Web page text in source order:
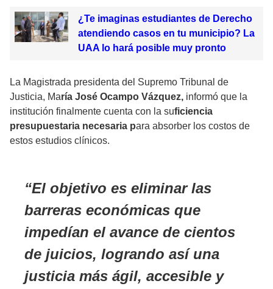
¿Te imaginas estudiantes de Derecho
atendiendo casos en tu municipio? La
UAA lo hará posible muy pronto
La Magistrada presidenta del Supremo Tribunal de
Justicia, María José Ocampo Vázquez, informó que la
institución finalmente cuenta con la suficiencia
presupuestaria necesaria para absorber los costos de
estos estudios clínicos.
El objetivo es eliminar las
barreras económicas que
impedían el avance de cientos
de juicios, logrando así una
justicia más ágil, accesible y